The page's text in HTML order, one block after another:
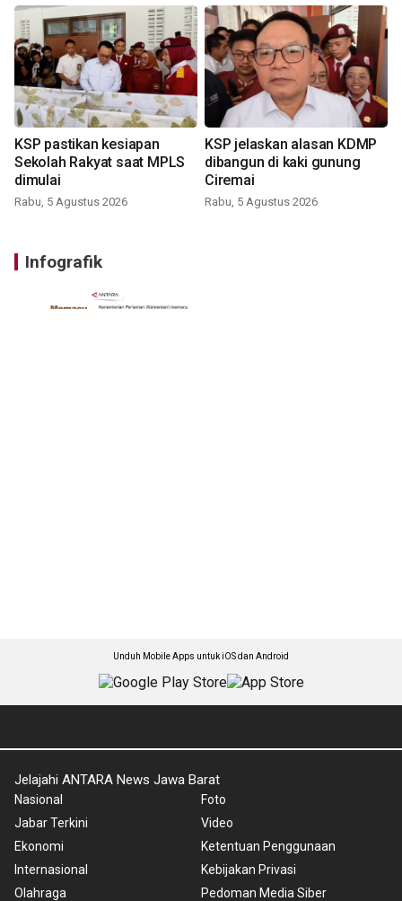
KSP pastikan kesiapan
Sekolah Rakyat saat MPLS
dimulai
Rabu, 5 Agustus 2026
KSP jelaskan alasan KDMP
dibangun di kaki gunung
Ciremai
Rabu, 5 Agustus 2026
Infografik
Unduh Mobile Apps untuk iOS dan Android
Jelajahi ANTARA News Jawa Barat
Nasional
Jabar Terkini
Ekonomi
Internasional
Olahraga
Foto
Video
Ketentuan Penggunaan
Kebijakan Privasi
Pedoman Media Siber